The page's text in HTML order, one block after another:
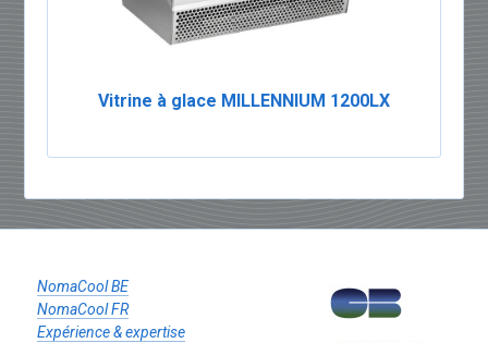
Vitrine à glace MILLENNIUM 1200LX
NomaCool BE
NomaCool FR
Expérience & expertise